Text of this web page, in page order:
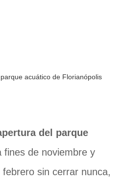
acuático de Florianópolis
del parque
fines de noviembre y
sin cerrar nunca,